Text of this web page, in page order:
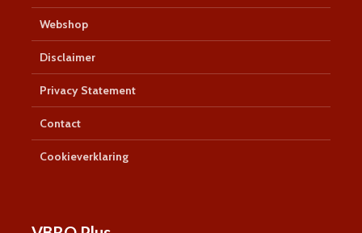
Webshop
Disclaimer
Privacy Statement
Contact
Cookieverklaring